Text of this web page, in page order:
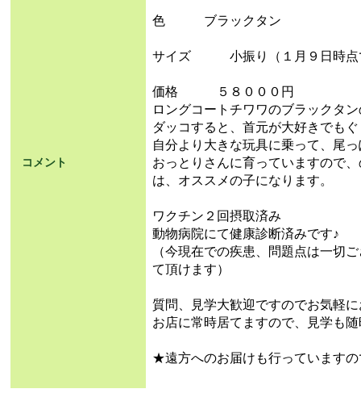
コメント
色 ブラックタン
サイズ 小振り（１月９日時点
価格 ５８０００円
ロングコートチワワのブラックタ
ダッコすると、首元が大好きでも
自分より大きな玩具に乗って、尾
おっとりさんに育っていますので
は、オススメの子になります。
ワクチン２回摂取済み
動物病院にて健康診断済みです♪
（今現在での疾患、問題点は一切
て頂けます）
質問、見学大歓迎ですのでお気軽
お店に常時居てますので、見学も
★遠方へのお届けも行っています